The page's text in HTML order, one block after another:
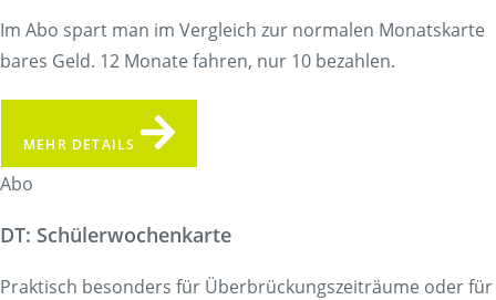
Im Abo spart man im Vergleich zur normalen Monatskarte
bares Geld. 12 Monate fahren, nur 10 bezahlen.
MEHR DETAILS
Abo
DT: Schülerwochenkarte
Praktisch besonders für Überbrückungszeiträume oder für